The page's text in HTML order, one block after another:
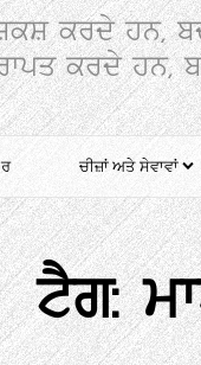
ਕਰਦੇ ਹਨ,
ਕਰਦੇ ਹਨ,
ਚੀਜ਼ਾਂ ਅਤੇ ਸੇਵਾਵਾਂ
ਟੈਗ: